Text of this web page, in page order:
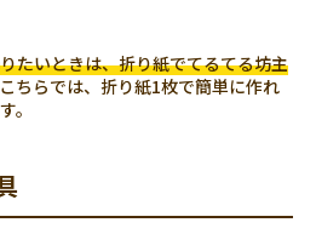
たいときは、折り紙でてるてる坊主
こちらでは、折り紙1枚で簡単に作れ
。